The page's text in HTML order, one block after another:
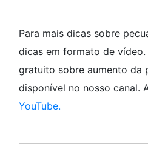
Para mais dicas sobre
dicas em formato de
gratuito sobre aumento da
disponível no nosso canal.
YouTube.